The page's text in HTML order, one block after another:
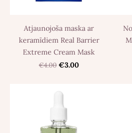
Atjaunojoša maska ​​ar
keramīdiem Real Barrier
Extreme Cream Mask
€4.00 €3.00